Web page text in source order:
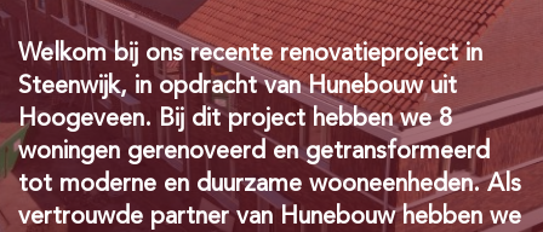
Welkom bij ons recente renovatieproject in
Steenwijk, in opdracht van Hunebouw uit
Hoogeveen. Bij dit project hebben we 8
woningen gerenoveerd en getransformeerd
tot moderne en duurzame wooneenheden. Als
vertrouwde partner van Hunebouw hebben we